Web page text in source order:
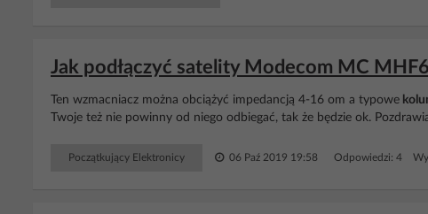
Jak podłączyć satelity Modecom MC
Ten wzmacniacz można obciążyć impedancją 4-16 om a typowe
Twoje też nie powinny od niego odbiegać, tak że będzie ok.
Początkujący Elektronicy 06 Paź 2019 19:58 Odpowiedzi: 4